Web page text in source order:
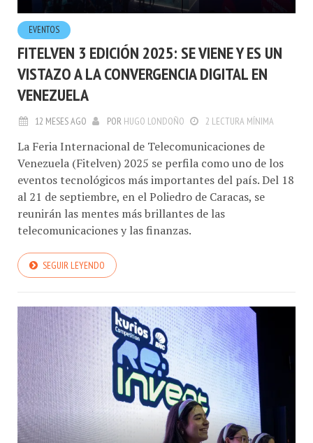
EVENTOS
FITELVEN 3 EDICIÓN 2025: SE VIENE Y ES UN
VISTAZO A LA CONVERGENCIA DIGITAL EN
VENEZUELA
12 MESES AGO POR HUGO LONDOÑO 2 LECTURA MÍNIMA
La Feria Internacional de Telecomunicaciones de
Venezuela (Fitelven) 2025 se perfila como uno de los
eventos tecnológicos más importantes del país. Del 18
al 21 de septiembre, en el Poliedro de Caracas, se
reunirán las mentes más brillantes de las
telecomunicaciones y las finanzas.
SEGUIR LEYENDO